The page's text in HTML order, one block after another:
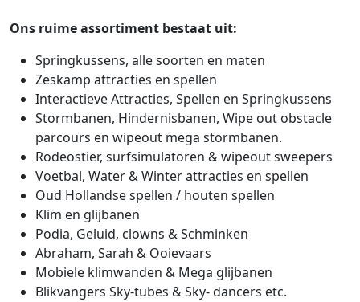
Ons ruime assortiment bestaat uit:
Springkussens, alle soorten en maten
Zeskamp attracties en spellen
Interactieve Attracties, Spellen en Springkussens
Stormbanen, Hindernisbanen, Wipe out obstacle
parcours en wipeout mega stormbanen.
Rodeostier, surfsimulatoren & wipeout sweepers
Voetbal, Water & Winter attracties en spellen
Oud Hollandse spellen / houten spellen
Klim en glijbanen
Podia, Geluid, clowns & Schminken
Abraham, Sarah & Ooievaars
Mobiele klimwanden & Mega glijbanen
Blikvangers Sky-tubes & Sky- dancers etc.